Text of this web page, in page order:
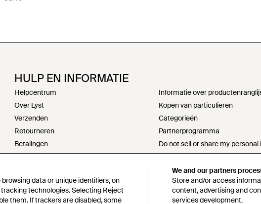
data or unique identifiers, on
technologies. Selecting Reject
them. If trackers are disabled, some
We and our partners
Store and/or access
content, advertising and
services development.
HULP EN INFORMATIE
Helpcentrum
Over Lyst
Verzenden
Retourneren
Betalingen
Retourneren
Contact
Algemene voorwaarden
Informatie over
Kopen van particulieren
Categorieën
Partnerprogramma
Do not sell or share my
Verklaring moderne slavernij
s172-verklaring
Beleid verantwoord inkopen
Gedragscode